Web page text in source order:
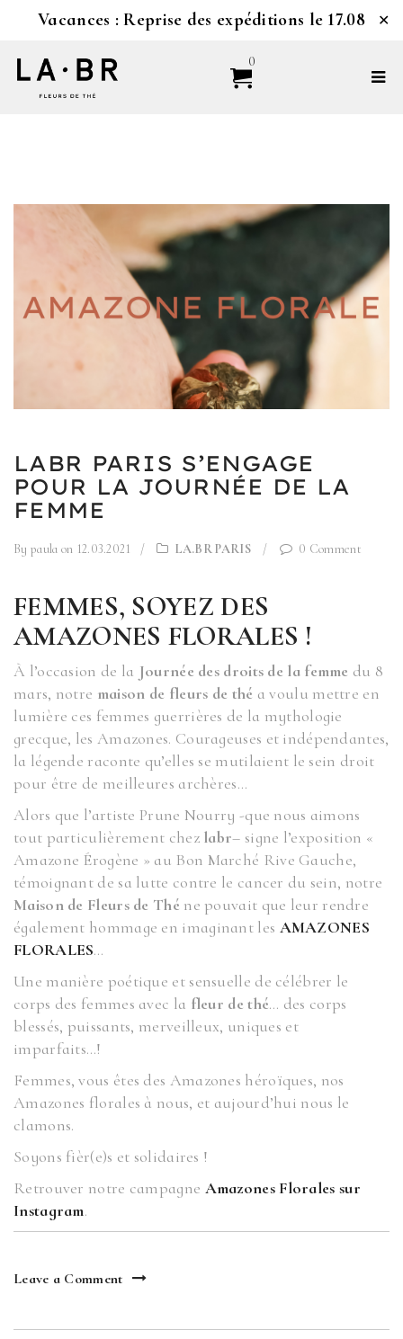
Vacances : Reprise des expéditions le 17.08 ✕
0
LABR PARIS S’ENGAGE
POUR LA JOURNÉE DE LA
FEMME
By paula on 12.03.2021 / LA.BR PARIS / 0 Comment
FEMMES, SOYEZ DES
AMAZONES FLORALES !
À l’occasion de la Journée des droits de la femme du 8
mars, notre maison de fleurs de thé a voulu mettre en
lumière ces femmes guerrières de la mythologie
grecque, les Amazones. Courageuses et indépendantes,
la légende raconte qu’elles se mutilaient le sein droit
pour être de meilleures archères…
Alors que l’artiste Prune Nourry -que nous aimons
tout particulièrement chez labr– signe l’exposition «
Amazone Érogène » au Bon Marché Rive Gauche,
témoignant de sa lutte contre le cancer du sein, notre
Maison de Fleurs de Thé ne pouvait que leur rendre
également hommage en imaginant les AMAZONES
FLORALES…
Une manière poétique et sensuelle de célébrer le
corps des femmes avec la fleur de thé… des corps
blessés, puissants, merveilleux, uniques et
imparfaits…!
Femmes, vous êtes des Amazones héroïques, nos
Amazones florales à nous, et aujourd’hui nous le
clamons.
Soyons fièr(e)s et solidaires !
Retrouver notre campagne Amazones Florales sur
Instagram.
Leave a Comment